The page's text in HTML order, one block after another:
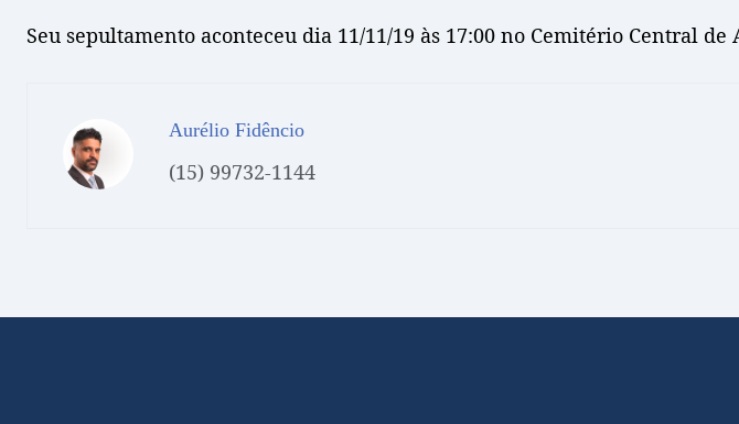
Seu sepultamento aconteceu dia 11/11/19 às 17:00 no Cemitério Central de
Aurélio Fidêncio
(15) 99732-1144